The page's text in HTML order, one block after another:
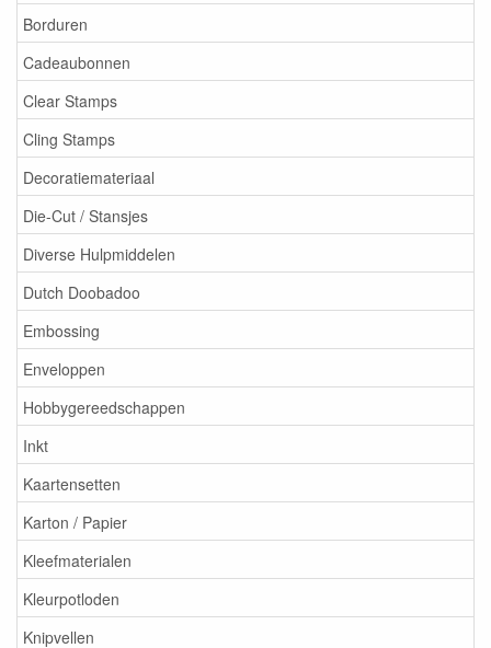
Borduren
Cadeaubonnen
Clear Stamps
Cling Stamps
Decoratiemateriaal
Die-Cut / Stansjes
Diverse Hulpmiddelen
Dutch Doobadoo
Embossing
Enveloppen
Hobbygereedschappen
Inkt
Kaartensetten
Karton / Papier
Kleefmaterialen
Kleurpotloden
Knipvellen